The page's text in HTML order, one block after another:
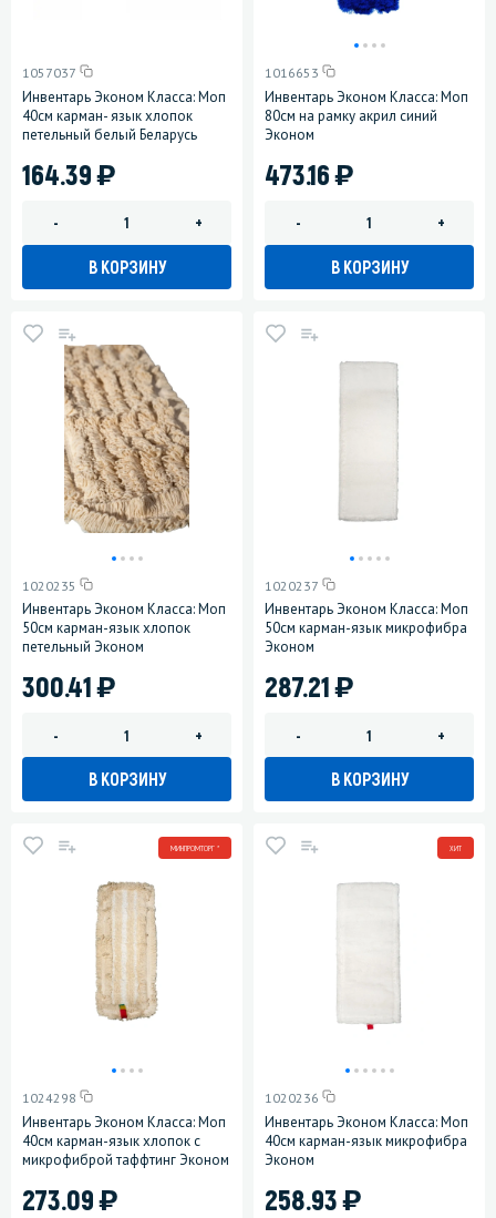
1057037
Инвентарь Эконом Класса: Моп
40см карман- язык хлопок
петельный белый Беларусь
164.39)
- +
В КОРЗИНУ
1016653
Инвентарь Эконом Класса: Моп
80см на рамку акрил синий
Эконом
473.16)
- +
В КОРЗИНУ
1020235
Инвентарь Эконом Класса: Моп
50см карман-язык хлопок
петельный Эконом
300.41)
- +
В КОРЗИНУ
1020237
Инвентарь Эконом Класса: Моп
50см карман-язык микрофибра
Эконом
287.21)
- +
В КОРЗИНУ
МИНПРОМТОРГ *
1024298
Инвентарь Эконом Класса: Моп
40см карман-язык хлопок с
микрофиброй таффтинг Эконом
273.09)
ХИТ
1020236
Инвентарь Эконом Класса: Моп
40см карман-язык микрофибра
Эконом
258.93)